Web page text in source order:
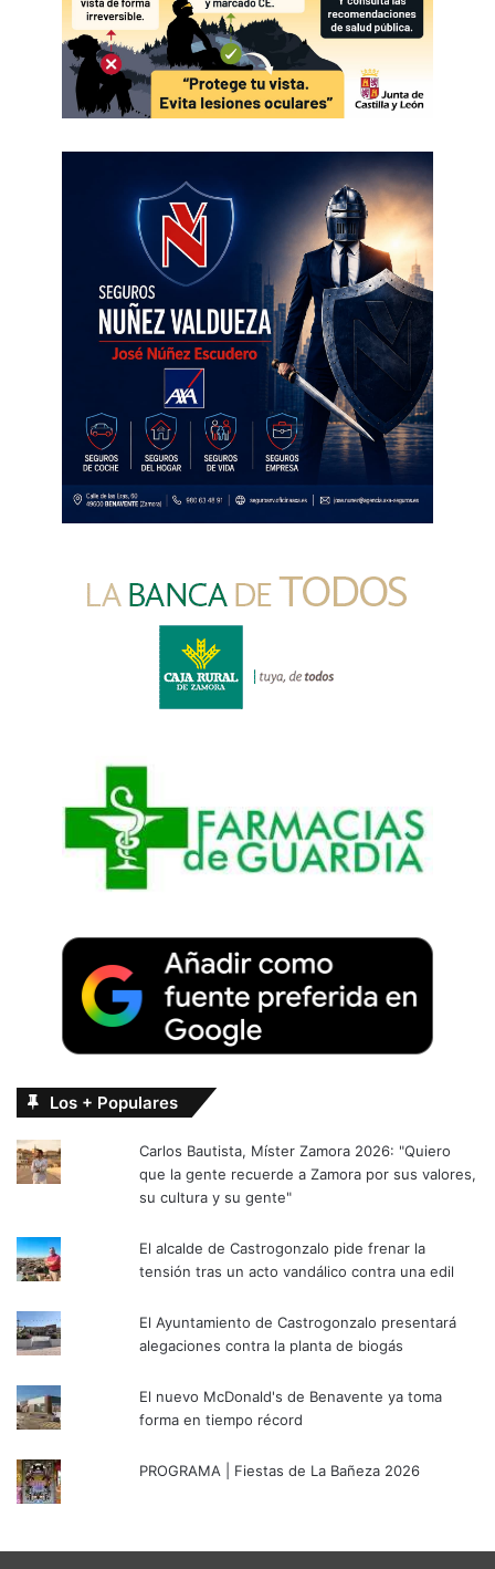
Los + Populares
Carlos Bautista, Míster Zamora 2026: "Quiero
que la gente recuerde a Zamora por sus valores,
su cultura y su gente"
El alcalde de Castrogonzalo pide frenar la
tensión tras un acto vandálico contra una edil
El Ayuntamiento de Castrogonzalo presentará
alegaciones contra la planta de biogás
El nuevo McDonald's de Benavente ya toma
forma en tiempo récord
PROGRAMA | Fiestas de La Bañeza 2026